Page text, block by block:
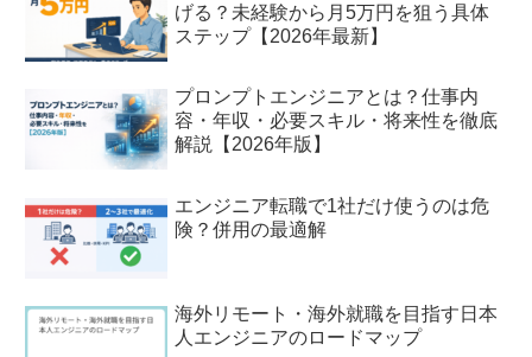
げる？未経験から月5万円を狙う具体
ステップ【2026年最新】
プロンプトエンジニアとは？仕事内
容・年収・必要スキル・将来性を徹底
解説【2026年版】
エンジニア転職で1社だけ使うのは危
険？併用の最適解
海外リモート・海外就職を目指す日本
人エンジニアのロードマップ